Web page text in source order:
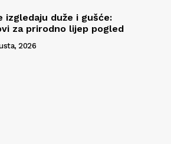
izgledaju duže i gušće:
za prirodno lijep pogled
2026